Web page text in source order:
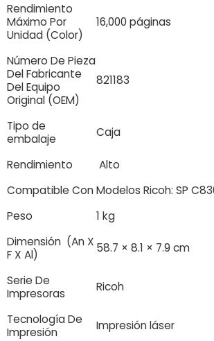
Rendimiento
Máximo Por
Unidad (Color)
16,000 páginas
Número De Pieza
Del Fabricante
Del Equipo
Original (OEM)
821183
Tipo de
embalaje
Caja
Rendimiento
Alto
Compatible ConModelos Ricoh: SP
Peso
1 kg
Dimensión (An X
F X Al)
58.7 × 8.1 × 7.9 cm
Serie De
Impresoras
Ricoh
Tecnología De
Impresión
Impresión láser